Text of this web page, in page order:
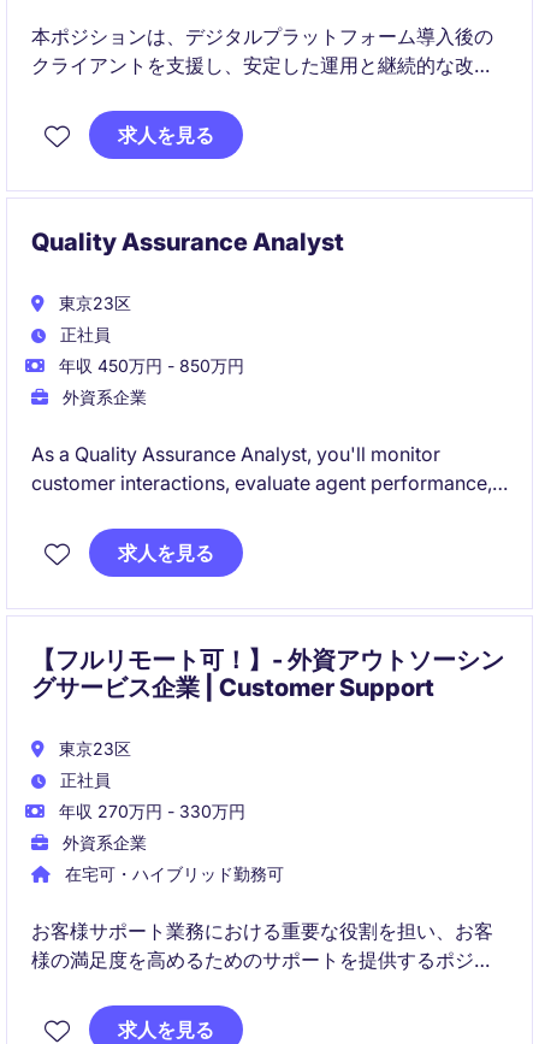
本ポジションは、デジタルプラットフォーム導入後の
クライアントを支援し、安定した運用と継続的な改善
イザリー業務を通じて長期的な価値創出を担います。
求人を見る
Quality Assurance Analyst
東京23区
正社員
年収 450万円 - 850万円
外資系企業
As a Quality Assurance Analyst, you'll monitor
customer interactions, evaluate agent performance,
requires strong analytical skills and collaboration
with cross-functional teams to drive continuous
求人を見る
【フルリモート可！】- 外資アウトソーシン
グサービス企業 | Customer Support
東京23区
正社員
年収 270万円 - 330万円
外資系企業
在宅可・ハイブリッド勤務可
お客様サポート業務における重要な役割を担い、お客
様の満足度を高めるためのサポートを提供するポジシ
効率的かつ正確な対応が求められます。
求人を見る